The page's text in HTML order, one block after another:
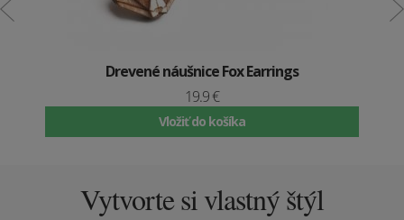
Drevené náušnice Fox Earrings
19.9 €
Vložiť do košíka
Vytvorte si vlastný štýl